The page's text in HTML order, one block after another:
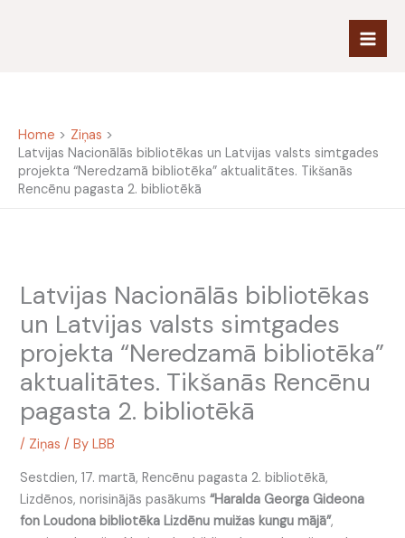
Home
Ziņas
Latvijas Nacionālās bibliotēkas un Latvijas valsts simtgades
projekta “Neredzamā bibliotēka” aktualitātes. Tikšanās
Rencēnu pagasta 2. bibliotēkā
Latvijas Nacionālās bibliotēkas
un Latvijas valsts simtgades
projekta “Neredzamā bibliotēka”
aktualitātes. Tikšanās Rencēnu
pagasta 2. bibliotēkā
/ Ziņas / ByLBB
Sestdien, 17. martā, Rencēnu pagasta 2. bibliotēkā,
Lizdēnos, norisinājās pasākums“Haralda Georga Gideona
fon Loudona bibliotēka Lizdēnu muižas kungu mājā”,